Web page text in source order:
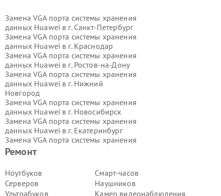
Ремонт
Ноутбуков
Серверов
Ультрабуков
Смарт-часов
Наушников
Камер видеонаблюдения
Замена VGA порта системы хранения
данных Huawei в г. Санкт-Петербург
Замена VGA порта системы хранения
данных Huawei в г. Краснодар
Замена VGA порта системы хранения
данных Huawei в г. Ростов-на-Дону
Замена VGA порта системы хранения
данных Huawei в г. Нижний
Новгород
Замена VGA порта системы хранения
данных Huawei в г. Новосибирск
Замена VGA порта системы хранения
данных Huawei в г. Екатеринбург
Замена VGA порта системы хранения
данных Huawei в г.
Замена VGA порта системы хранения
данных Huawei в г.
Замена VGA порта системы хранения
данных Huawei в г.
Волгоград